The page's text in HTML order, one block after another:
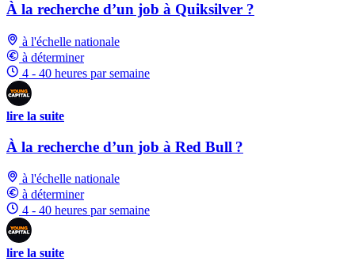
À la recherche d’un job à Quiksilver ?
à l'échelle nationale
à déterminer
4 - 40 heures par semaine
lire la suite
À la recherche d’un job à Red Bull ?
à l'échelle nationale
à déterminer
4 - 40 heures par semaine
lire la suite